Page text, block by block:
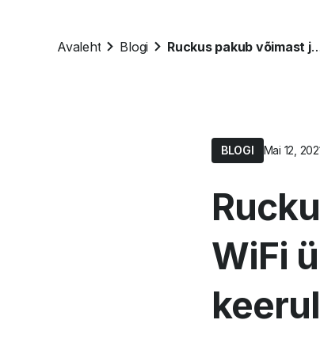
Avaleht Blogi Ruckus pakub võimast ja stabiilset WiFi ühendust ka
BLOGI Mai 12,
WiFi